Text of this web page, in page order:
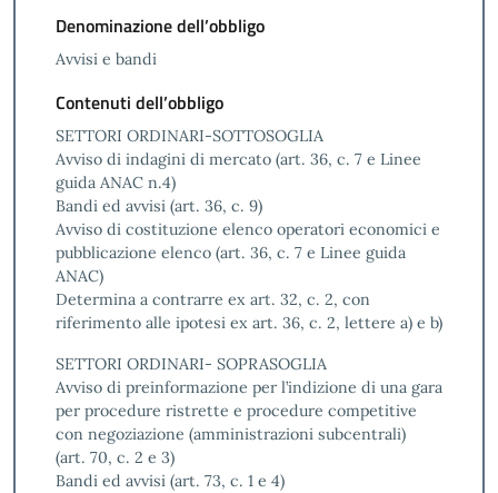
Denominazione dell’obbligo
Avvisi e bandi
Contenuti dell’obbligo
SETTORI ORDINARI-SOTTOSOGLIA
Avviso di indagini di mercato (art. 36, c. 7 e Linee
guida ANAC n.4)
Bandi ed avvisi (art. 36, c. 9)
Avviso di costituzione elenco operatori economici e
pubblicazione elenco (art. 36, c. 7 e Linee guida
ANAC)
Determina a contrarre ex art. 32, c. 2, con
riferimento alle ipotesi ex art. 36, c. 2, lettere a) e b)
SETTORI ORDINARI- SOPRASOGLIA
Avviso di preinformazione per l’indizione di una gara
per procedure ristrette e procedure competitive
con negoziazione (amministrazioni subcentrali)
(art. 70, c. 2 e 3)
Bandi ed avvisi (art. 73, c. 1 e 4)